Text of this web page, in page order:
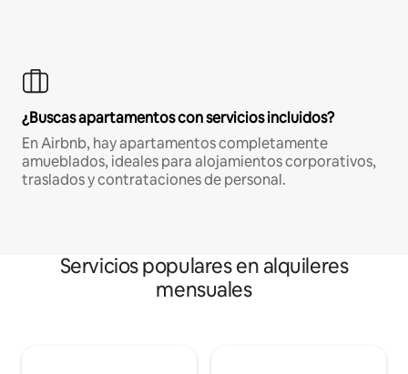
¿Buscas apartamentos con servicios incluidos?
En Airbnb, hay apartamentos completamente
amueblados, ideales para alojamientos corporativos,
traslados y contrataciones de personal.
Servicios populares en alquileres
mensuales